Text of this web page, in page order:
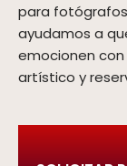
para fotógrafos
ayudamos a
emocionen
artístico y